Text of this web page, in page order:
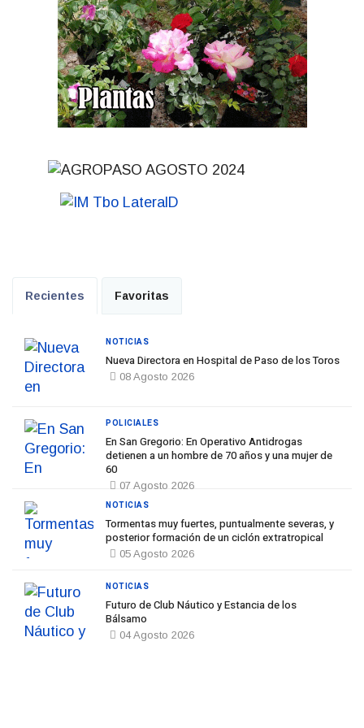
Recientes Favoritas
Nueva Directora en Hospital de Paso de los Toros
08 Agosto 2026
NOTICIAS
En San Gregorio: En Operativo Antidrogas
detienen a un hombre de 70 años y una mujer de
60
07 Agosto 2026
POLICIALES
Tormentas muy fuertes, puntualmente severas, y
posterior formación de un ciclón extratropical
05 Agosto 2026
NOTICIAS
Futuro de Club Náutico y Estancia de los
Bálsamo
04 Agosto 2026
NOTICIAS